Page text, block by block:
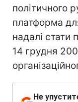
політичного
платформа
надалі стати
14 грудня
Не